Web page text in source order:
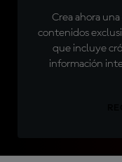
Crea ahora
contenidos
que incluye
información